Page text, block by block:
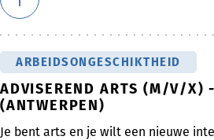
ARBEIDSONGESCHIKTHEID
ADVISEREND ARTS (M/V/X)
(ANTWERPEN)
Je bent arts en je wilt een nieuwe